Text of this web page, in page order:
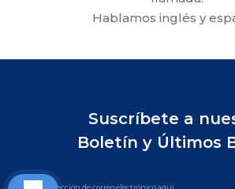
Hablamos inglés y
Suscríbete a
Boletín y Últimos